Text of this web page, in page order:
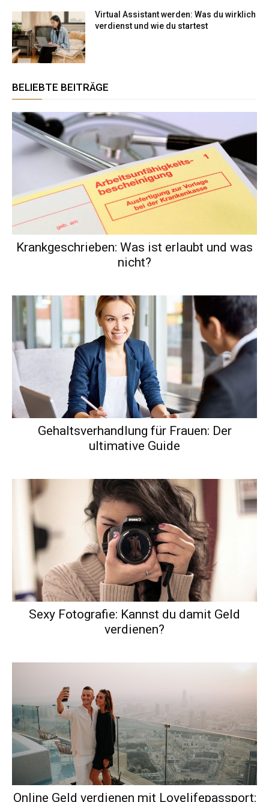
Virtual Assistant werden: Was du wirklich
verdienst und wie du startest
BELIEBTE BEITRÄGE
Krankgeschrieben: Was ist erlaubt und was
nicht?
Gehaltsverhandlung für Frauen: Der
ultimative Guide
Sexy Fotografie: Kannst du damit Geld
verdienen?
Online Geld verdienen mit Lovelifepassport: